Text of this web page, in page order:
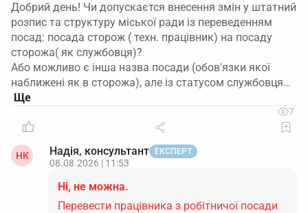
Добрий день! Чи допускаєтся внесення змін у штатний
розпис та структуру міської ради із переведенням
посад: посада сторож ( техн. працівник) на посаду
сторожа( як службовця)?
Або можливо є інша назва посади (обов'язки якої
наближені як в сторожа), але із статусом службовця…
7
НК Надія, консультант ЕКСПЕРТ
08.08.2026 | 11:53
Ні, не можна.
Перевести працівника з робітничої посади